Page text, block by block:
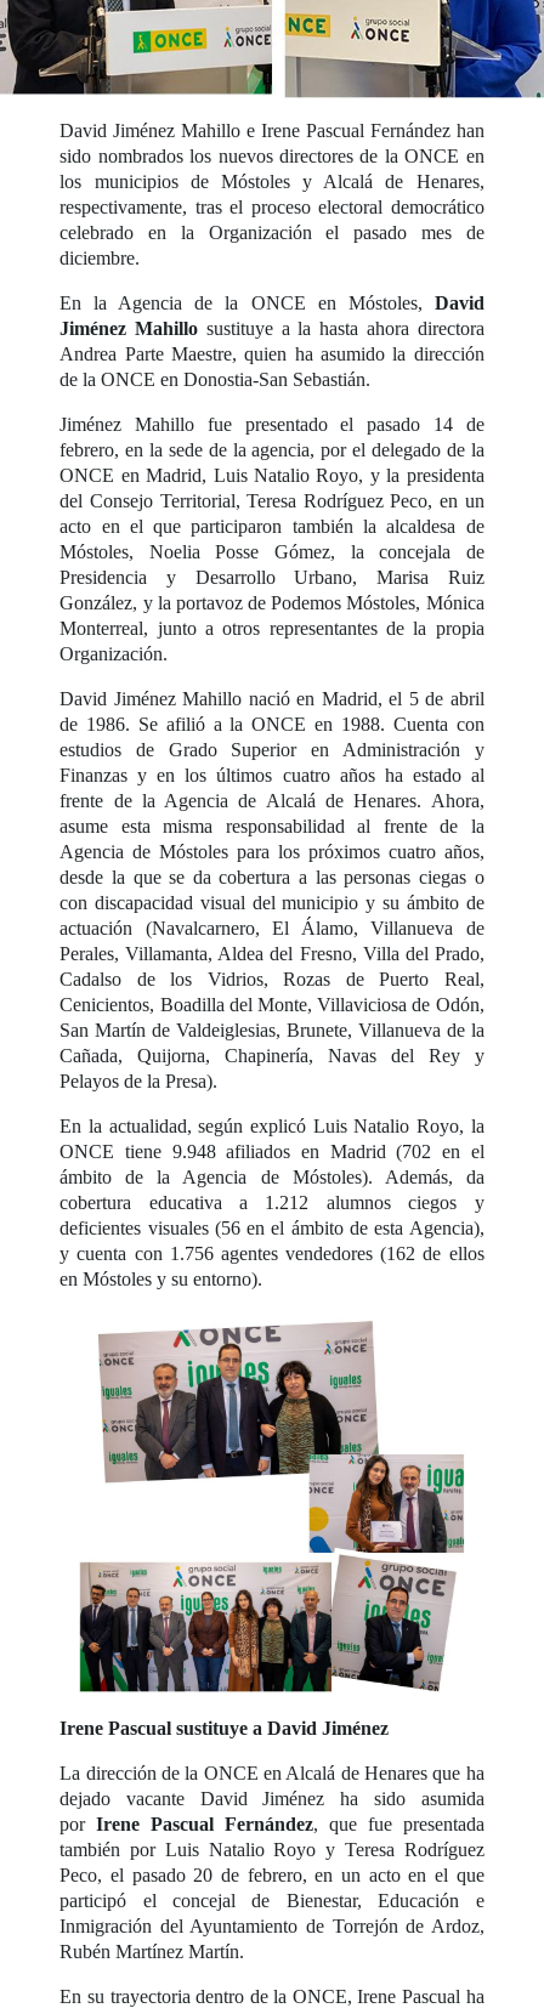
David Jiménez Mahillo e Irene Pascual Fernández han
sido nombrados los nuevos directores de la ONCE en
los municipios de Móstoles y Alcalá de Henares,
respectivamente, tras el proceso electoral democrático
celebrado en la Organización el pasado mes de
diciembre.
En la Agencia de la ONCE en Móstoles, David
Jiménez Mahillo sustituye a la hasta ahora directora
Andrea Parte Maestre, quien ha asumido la dirección
de la ONCE en Donostia-San Sebastián.
Jiménez Mahillo fue presentado el pasado 14 de
febrero, en la sede de la agencia, por el delegado de la
ONCE en Madrid, Luis Natalio Royo, y la presidenta
del Consejo Territorial, Teresa Rodríguez Peco, en un
acto en el que participaron también la alcaldesa de
Móstoles, Noelia Posse Gómez, la concejala de
Presidencia y Desarrollo Urbano, Marisa Ruiz
González, y la portavoz de Podemos Móstoles, Mónica
Monterreal, junto a otros representantes de la propia
Organización.
David Jiménez Mahillo nació en Madrid, el 5 de abril
de 1986. Se afilió a la ONCE en 1988. Cuenta con
estudios de Grado Superior en Administración y
Finanzas y en los últimos cuatro años ha estado al
frente de la Agencia de Alcalá de Henares. Ahora,
asume esta misma responsabilidad al frente de la
Agencia de Móstoles para los próximos cuatro años,
desde la que se da cobertura a las personas ciegas o
con discapacidad visual del municipio y su ámbito de
actuación (Navalcarnero, El Álamo, Villanueva de
Perales, Villamanta, Aldea del Fresno, Villa del Prado,
Cadalso de los Vidrios, Rozas de Puerto Real,
Cenicientos, Boadilla del Monte, Villaviciosa de Odón,
San Martín de Valdeiglesias, Brunete, Villanueva de la
Cañada, Quijorna, Chapinería, Navas del Rey y
Pelayos de la Presa).
En la actualidad, según explicó Luis Natalio Royo, la
ONCE tiene 9.948 afiliados en Madrid (702 en el
ámbito de la Agencia de Móstoles). Además, da
cobertura educativa a 1.212 alumnos ciegos y
deficientes visuales (56 en el ámbito de esta Agencia),
y cuenta con 1.756 agentes vendedores (162 de ellos
en Móstoles y su entorno).
Irene Pascual sustituye a David Jiménez
La dirección de la ONCE en Alcalá de Henares que ha
dejado vacante David Jiménez ha sido asumida
porIrene Pascual Fernández, que fue presentada
también por Luis Natalio Royo y Teresa Rodríguez
Peco, el pasado 20 de febrero, en un acto en el que
participó el concejal de Bienestar, Educación e
Inmigración del Ayuntamiento de Torrejón de Ardoz,
Rubén Martínez Martín.
En su trayectoria dentro de la ONCE, Irene Pascual ha